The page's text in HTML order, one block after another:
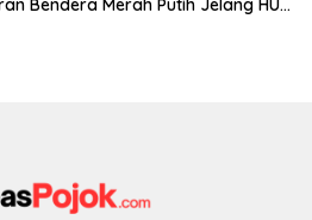
Bendera Merah Putih Jelang HUT